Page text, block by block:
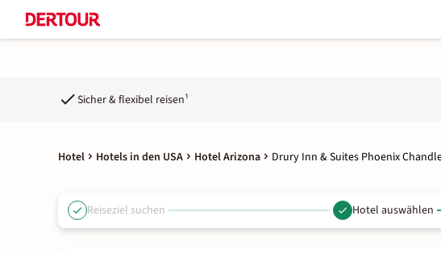
Sicher & flexibel reisen¹
Hotel Hotels in den USA Hotel Arizona Drury Inn & Suites Phoenix
Reiseziel suchen Hotel auswählen